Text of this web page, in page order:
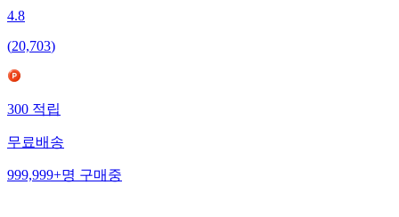
4.8
(20,703)
300 적립
무료배송
999,999+명 구매중